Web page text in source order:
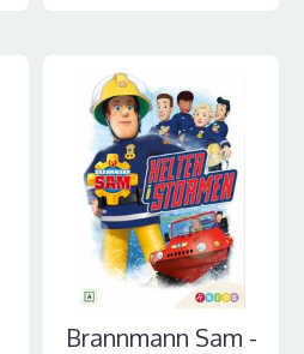
Brannmann Sam -